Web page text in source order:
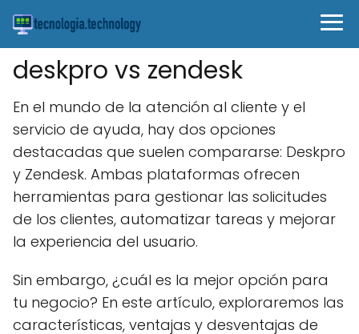
deskpro vs zendesk
En el mundo de la atención al cliente y el
servicio de ayuda, hay dos opciones
destacadas que suelen compararse: Deskpro
y Zendesk. Ambas plataformas ofrecen
herramientas para gestionar las solicitudes
de los clientes, automatizar tareas y mejorar
la experiencia del usuario.
Sin embargo, ¿cuál es la mejor opción para
tu negocio? En este artículo, exploraremos las
características, ventajas y desventajas de